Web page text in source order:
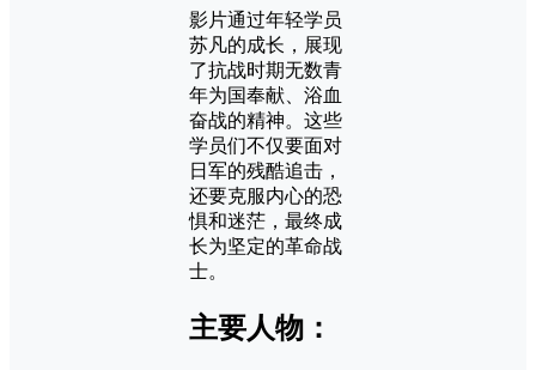
影片通过年轻学员
苏凡的成长，展现
了抗战时期无数青
年为国奉献、浴血
奋战的精神。这些
学员们不仅要面对
日军的残酷追击，
还要克服内心的恐
惧和迷茫，最终成
长为坚定的革命战
士。
主要人物：